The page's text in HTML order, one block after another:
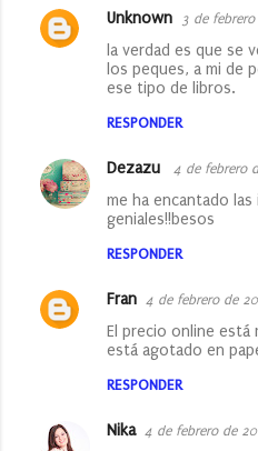
Unknown 3 de
la verdad es que se
los peques, a mi de
ese tipo de libros.
RESPONDER
Dezazu 4 de febrero
me ha encantado
geniales!!besos
RESPONDER
Fran 4 de febrero de
El precio online está
está agotado en
RESPONDER
Nika 4 de febrero de